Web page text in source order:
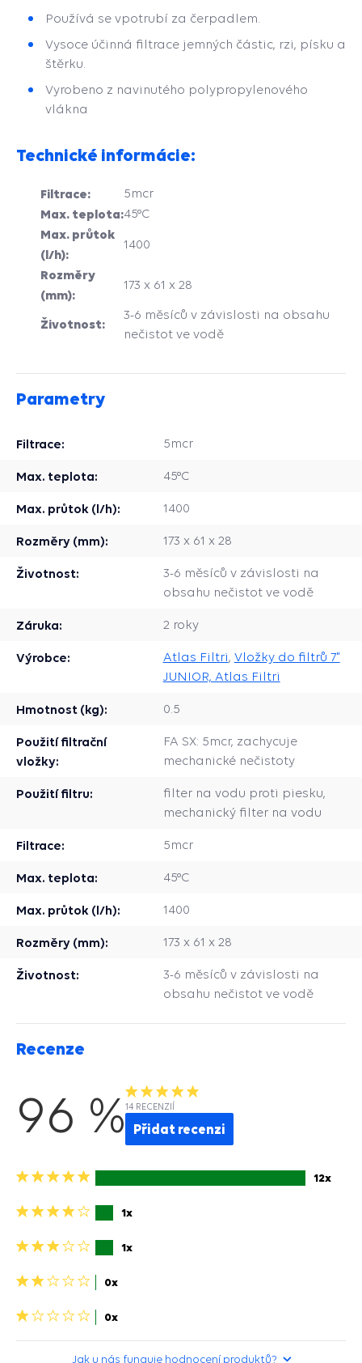
Používá se vpotrubí za čerpadlem.
Vysoce účinná filtrace jemných částic, rzi, písku a
štěrku.
Vyrobeno z navinutého polypropylenového
vlákna
Technické informácie:
Filtrace: 5mcr
Max. teplota:45°C
Max. průtok
(l/h):
1400
Rozměry
(mm):
173 x 61 x 28
Životnost:
3-6 měsíců v závislosti na obsahu
nečistot ve vodě
Parametry
Filtrace: 5mcr
Max. teplota: 45°C
Max. průtok (l/h): 1400
Rozměry (mm): 173 x 61 x 28
Životnost:
3-6 měsíců v závislosti na
obsahu nečistot ve vodě
Záruka: 2 roky
Výrobce: Atlas Filtri, Vložky do filtrů 7"
JUNIOR, Atlas Filtri
Hmotnost (kg): 0.5
Použití filtrační
vložky:
FA SX: 5mcr, zachycuje
mechanické nečistoty
Použití filtru:
filter na vodu proti piesku,
mechanický filter na vodu
Filtrace: 5mcr
Max. teplota: 45°C
Max. průtok (l/h): 1400
Rozměry (mm): 173 x 61 x 28
Životnost:
3-6 měsíců v závislosti na
obsahu nečistot ve vodě
Recenze
96 %14 RECENZIÍ
Přidat recenzi
5
12x
4
1x
3
1x
2
0x
1
0x
Jak u nás funguje hodnocení produktů?